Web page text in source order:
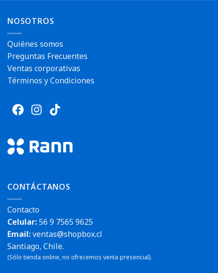
NOSOTROS
Quiénes somos
Preguntas Frecuentes
Ventas corporativas
Términos y Condiciones
CONTÁCTANOS
Contacto
Celular:56 9 7565 9625
Email:ventas@shopbox.cl
Santiago, Chile.
(Sólo tienda online, no ofrecemos venta presencial).